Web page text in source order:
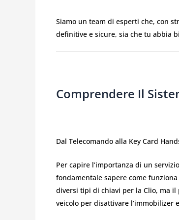
Siamo un team di esperti che, con
definitive e sicure, sia che tu abbia
Comprendere Il
Dal Telecomando alla Key Card
Per capire l’importanza di un
fondamentale sapere come
diversi tipi di chiavi per la Clio, ma il
veicolo per disattivare l’immobilizer